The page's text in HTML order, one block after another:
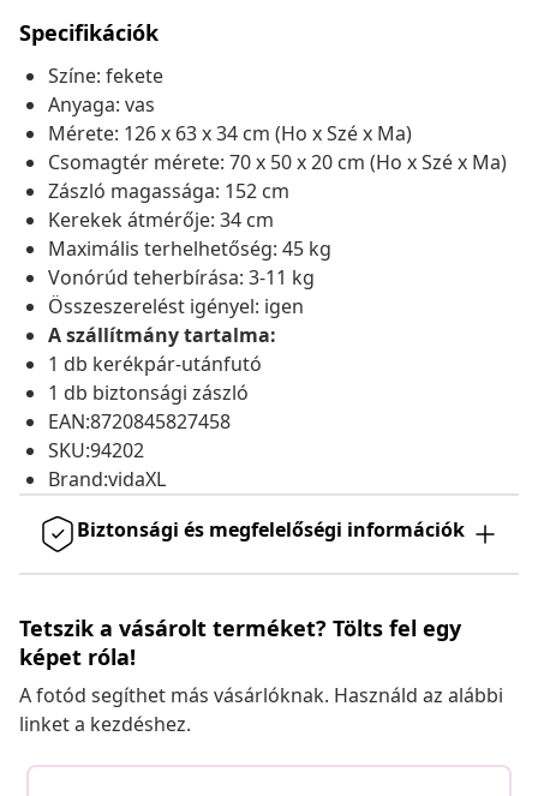
Specifikációk
Színe: fekete
Anyaga: vas
Mérete: 126 x 63 x 34 cm (Ho x Szé x Ma)
Csomagtér mérete: 70 x 50 x 20 cm (Ho x Szé x Ma)
Zászló magassága: 152 cm
Kerekek átmérője: 34 cm
Maximális terhelhetőség: 45 kg
Vonórúd teherbírása: 3-11 kg
Összeszerelést igényel: igen
A szállítmány tartalma:
1 db kerékpár-utánfutó
1 db biztonsági zászló
EAN:8720845827458
SKU:94202
Brand:vidaXL
Biztonsági és megfelelőségi információk
Tetszik a vásárolt terméket? Tölts fel egy
képet róla!
A fotód segíthet más vásárlóknak. Használd az alábbi
linket a kezdéshez.